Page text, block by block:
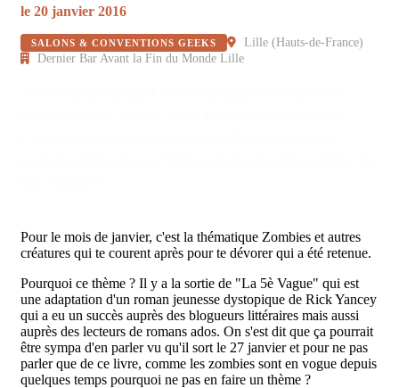
le 20 janvier 2016
SALONS & CONVENTIONS GEEKS Lille (Hauts-de-France)
Dernier Bar Avant la Fin du Monde Lille
Pour le mois de janvier, c'est la thématique Zombies et autres
créatures qui te courent après pour te dévorer qui a été retenue.
Pourquoi ce thème ? Il y a la sortie de "La 5è Vague" qui est
une adaptation d'un roman jeunesse dystopique de Rick Yancey
qui a eu un succès auprès des blogueurs littéraires mais aussi
auprès des lecteurs de romans ados. On s'est dit que ça pourrait
être sympa d'en parler vu qu'il sort le 27 janvier et pour ne pas
parler que de ce livre, comme les zombies sont en vogue depuis
quelques temps pourquoi ne pas en faire un thème ?